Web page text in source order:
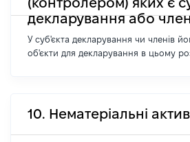
декларування або
У суб'єкта декларування чи членів
об'єкти для декларування в цьому
10. Нематеріальні